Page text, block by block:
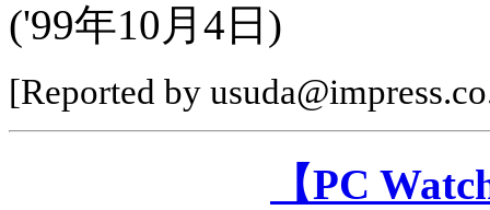
('99年10月4日)
[Reported by
【PC